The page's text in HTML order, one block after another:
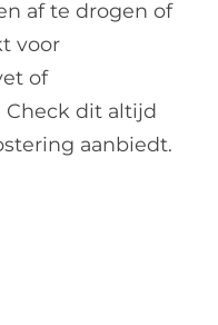
af te drogen of
voor
of
dit altijd
aanbiedt.